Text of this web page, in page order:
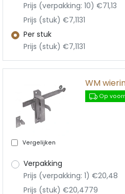
Prijs (verpakking: 10) €71,13
Prijs (stuk) €7,1131
Per stuk
Prijs (stuk) €7,1131
Vergelijken
WM
Op
Verpakking
Prijs (verpakking: 1) €20,48
Prijs (stuk) €20,4779